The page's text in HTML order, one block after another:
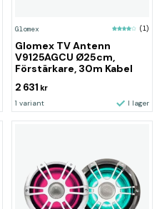
Glomex (1)
Glomex TV Antenn
V9125AGCU Ø25cm,
Förstärkare, 30m Kabel
2 631 kr
1 variant I lager